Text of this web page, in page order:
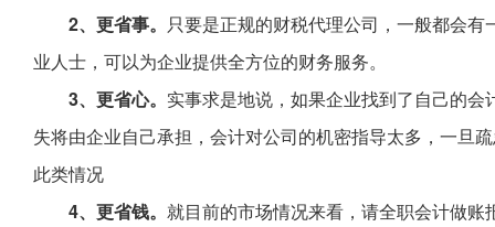
2、更省事。 只要是正规的财税代理公司，一般都会
业人士，可以为企业提供全方位的财务服务。
3、更省心。 实事求是地说，如果企业找到了自己的
失将由企业自己承担，会计对公司的机密指导太多，一旦
此类情况
4、更省钱。 就目前的市场情况来看，请全职会计做